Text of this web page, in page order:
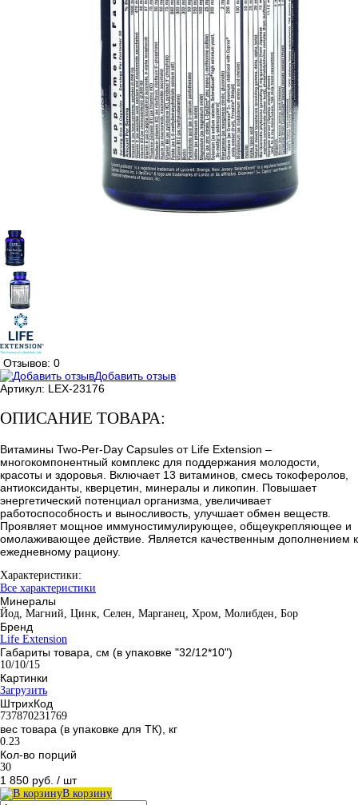
Отзывов: 0
Добавить отзыв
Артикул: LEX-23176
ОПИСАНИЕ ТОВАРА:
Витамины Two-Per-Day Capsules от Life Extension –
многокомпонентный комплекс для поддержания молодости,
красоты и здоровья. Включает 13 витаминов, смесь токоферолов,
антиоксиданты, кверцетин, минералы и ликопин. Повышает
энергетический потенциал организма, увеличивает
работоспособность и выносливость, улучшает обмен веществ.
Проявляет мощное иммуностимулирующее, общеукрепляющее и
омолаживающее действие. Является качественным дополнением к
ежедневному рациону.
Характеристики:
Все характеристики
Минералы
Йод, Магний, Цинк, Селен, Марганец, Хром, Молибден, Бор
Бренд
Life Extension
Габариты товара, см (в упаковке "32/12*10")
10/10/15
Картинки
Загрузить
ШтрихКод
737870231769
вес товара (в упаковке для ТК), кг
0.23
Кол-во порций
30
1 850 руб. / шт
В корзину